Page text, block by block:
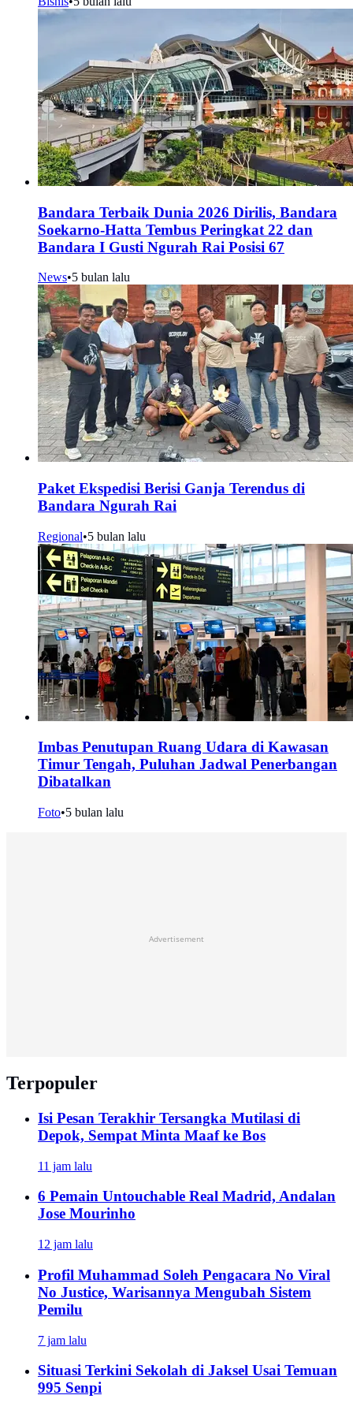
Bandara Terbaik Dunia 2026 Dirilis, Bandara
Soekarno-Hatta Tembus Peringkat 22 dan
Bandara I Gusti Ngurah Rai Posisi 67
News•5 bulan lalu
Paket Ekspedisi Berisi Ganja Terendus di
Bandara Ngurah Rai
Regional•5 bulan lalu
Imbas Penutupan Ruang Udara di Kawasan
Timur Tengah, Puluhan Jadwal Penerbangan
Dibatalkan
Foto•5 bulan lalu
Advertisement
Terpopuler
Isi Pesan Terakhir Tersangka Mutilasi di
Depok, Sempat Minta Maaf ke Bos
11 jam lalu
6 Pemain Untouchable Real Madrid, Andalan
Jose Mourinho
12 jam lalu
Profil Muhammad Soleh Pengacara No Viral
No Justice, Warisannya Mengubah Sistem
Pemilu
7 jam lalu
Situasi Terkini Sekolah di Jaksel Usai Temuan
995 Senpi